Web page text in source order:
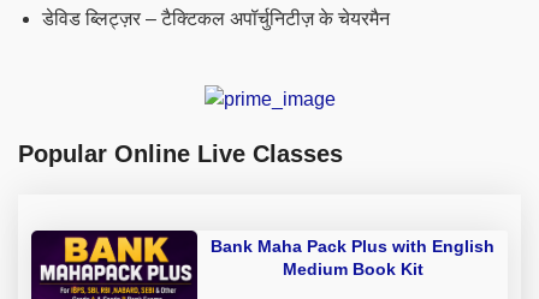
डेविड ब्लिट्ज़र – टैक्टिकल अपॉर्चुनिटीज़ के चेयरमैन
Popular Online Live Classes
Bank Maha Pack Plus with English
Medium Book Kit